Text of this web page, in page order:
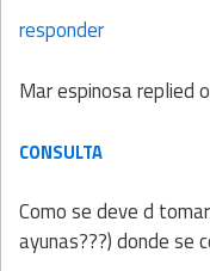
responder
Mar espinosareplied
CONSULTA
Como se deve d
ayunas???) donde se